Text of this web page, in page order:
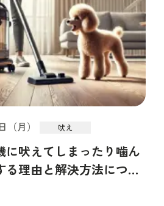
（月） 吠え
に吠えてしまったり噛ん
る理由と解決方法につい